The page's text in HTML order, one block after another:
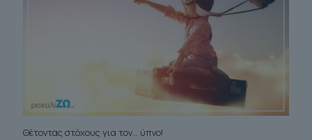
Θέτοντας στόχους για τον… ύπνο!